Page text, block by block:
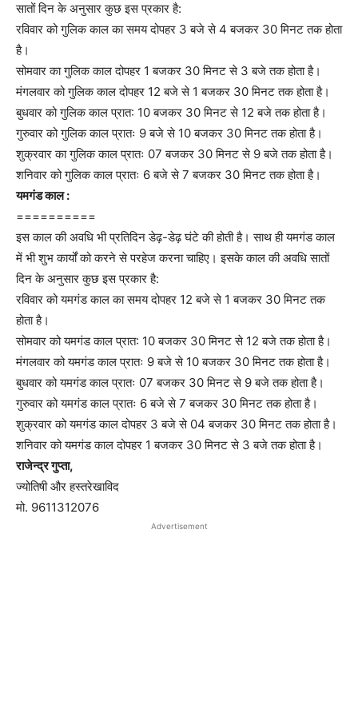
सातों दिन के अनुसार कुछ इस प्रकार है:
रविवार को गुलिक काल का समय दोपहर 3 बजे से 4 बजकर 30 मिनट तक होता
है।
सोमवार का गुलिक काल दोपहर 1 बजकर 30 मिनट से 3 बजे तक होता है।
मंगलवार को गुलिक काल दोपहर 12 बजे से 1 बजकर 30 मिनट तक होता है।
बुधवार को गुलिक काल प्रात: 10 बजकर 30 मिनट से 12 बजे तक होता है।
गुरुवार को गुलिक काल प्रातः 9 बजे से 10 बजकर 30 मिनट तक होता है।
शुक्रवार का गुलिक काल प्रातः 07 बजकर 30 मिनट से 9 बजे तक होता है।
शनिवार को गुलिक काल प्रातः 6 बजे से 7 बजकर 30 मिनट तक होता है।
यमगंड काल :
==========
इस काल की अवधि भी प्रतिदिन डेढ़-डेढ़ घंटे की होती है। साथ ही यमगंड काल
में भी शुभ कार्यों को करने से परहेज करना चाहिए। इसके काल की अवधि सातों
दिन के अनुसार कुछ इस प्रकार है:
रविवार को यमगंड काल का समय दोपहर 12 बजे से 1 बजकर 30 मिनट तक
होता है।
सोमवार को यमगंड काल प्रात: 10 बजकर 30 मिनट से 12 बजे तक होता है।
मंगलवार को यमगंड काल प्रातः 9 बजे से 10 बजकर 30 मिनट तक होता है।
बुधवार को यमगंड काल प्रातः 07 बजकर 30 मिनट से 9 बजे तक होता है।
गुरुवार को यमगंड काल प्रातः 6 बजे से 7 बजकर 30 मिनट तक होता है।
शुक्रवार को यमगंड काल दोपहर 3 बजे से 04 बजकर 30 मिनट तक होता है।
शनिवार को यमगंड काल दोपहर 1 बजकर 30 मिनट से 3 बजे तक होता है।
राजेन्द्र गुप्ता,
ज्योतिषी और हस्तरेखाविद
मो. 9611312076
Advertisement